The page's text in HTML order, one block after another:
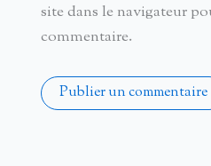
site dans le navigateur
commentaire.